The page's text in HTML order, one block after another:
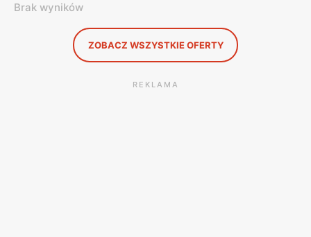
Brak wyników
ZOBACZ WSZYSTKIE OFERTY
REKLAMA